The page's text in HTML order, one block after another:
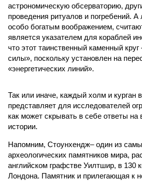
астрономическую обсерваторию,
проведения ритуалов и погребений.
особо богатым воображением,
является указателем для кораблей
что этот таинственный каменный
силы», поскольку установлен на
«энергетических линий».
Так или иначе, каждый холм и курган
представляет для исследователей
как может скрывать в себе ответы на
истории.
Напомним, Стоунхендж– один из
археологических памятников мира,
английском графстве Уилтшир, в 130
Лондона. Памятник и прилегающая к